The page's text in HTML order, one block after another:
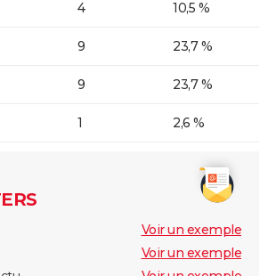
4 10,5 %
9 23,7 %
9 23,7 %
1 2,6 %
Voir un exemple
Voir un exemple